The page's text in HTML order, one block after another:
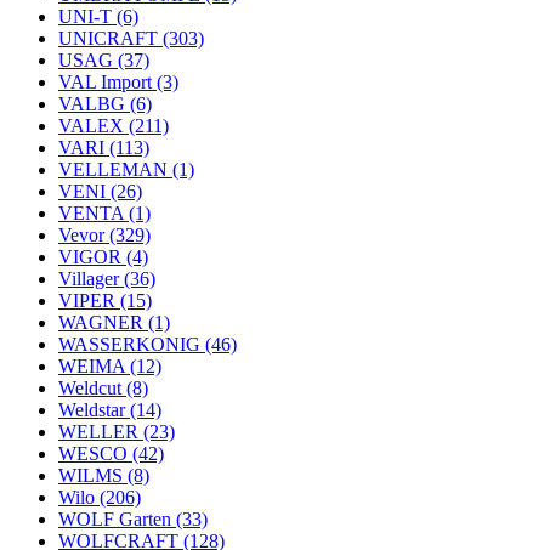
UNI-T (6)
UNICRAFT (303)
USAG (37)
VAL Import (3)
VALBG (6)
VALEX (211)
VARI (113)
VELLEMAN (1)
VENI (26)
VENTA (1)
Vevor(329)
VIGOR (4)
Villager(36)
VIPER (15)
WAGNER (1)
WASSERKONIG (46)
WEIMA (12)
Weldcut (8)
Weldstar(14)
WELLER (23)
WESCO (42)
WILMS (8)
Wilo (206)
WOLF Garten (33)
WOLFCRAFT (128)